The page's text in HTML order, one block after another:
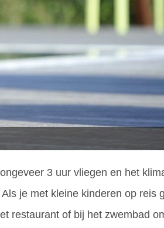
3 uur vliegen en het
je met kleine kinderen op reis
restaurant of bij het zwembad